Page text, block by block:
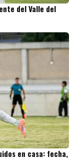
del Valle del
en casa: fecha,